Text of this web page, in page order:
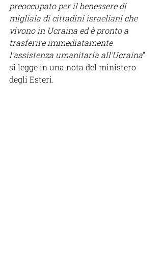
preoccupato per il benessere di
migliaia di cittadini israeliani che
vivono in Ucraina ed è pronto a
trasferire immediatamente
l'assistenza umanitaria all'Ucraina”
si legge in una nota del ministero
degli Esteri.